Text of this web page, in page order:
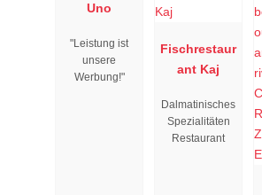
Uno
"Leistung ist
unsere
Werbung!"
Fischrestaur
ant Kaj
Dalmatinisches
Spezialitäten
Restaurant